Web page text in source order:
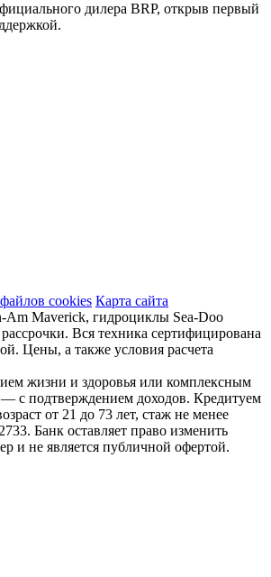
дилера BRP, открыв первый
cookies Карта сайта
Maverick, гидроциклы Sea-Doo
Вся техника сертифицирована
Цены, а также условия расчета
жизни и здоровья или комплексным
с подтверждением доходов. Кредитуем
от 21 до 73 лет, стаж не менее
Банк оставляет право изменить
и не является публичной офертой.